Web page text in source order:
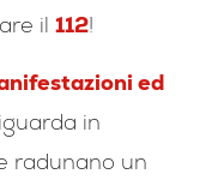
il 112!
ed
in
radunano un